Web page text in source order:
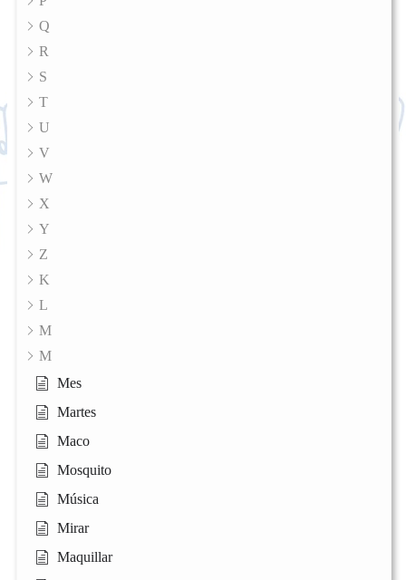
Q
R
S
T
U
V
W
X
Y
Z
K
L
M
M
Mes
Martes
Maco
Mosquito
Música
Mirar
Maquillar